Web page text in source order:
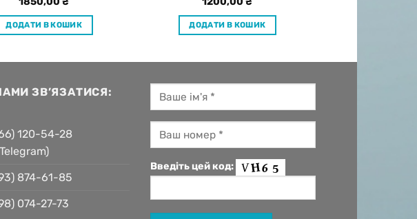
ДОДАТИ В КОШИК ДОДАТИ В КОШИК
ЗВ’ЯЗАТИСЯ:
120-54-28
874-61-85
074-27-73
Введіть цей код: